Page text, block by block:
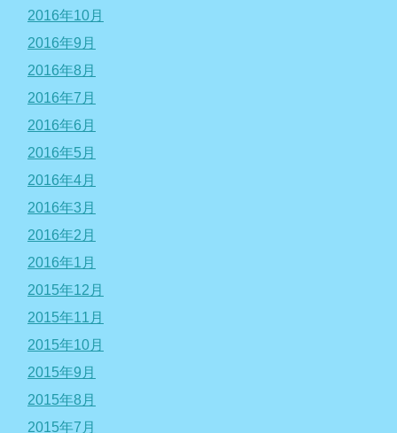
2016年10月
2016年9月
2016年8月
2016年7月
2016年6月
2016年5月
2016年4月
2016年3月
2016年2月
2016年1月
2015年12月
2015年11月
2015年10月
2015年9月
2015年8月
2015年7月